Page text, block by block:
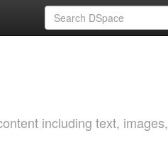
including text, images,